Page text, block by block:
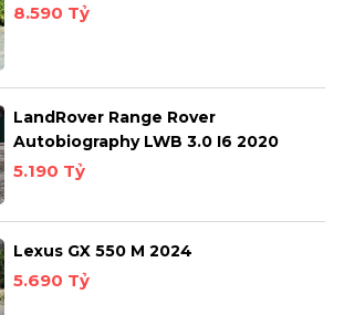
8.590 Tỷ
LandRover Range Rover
Autobiography LWB 3.0 I6 2020
5.190 Tỷ
Lexus GX 550 M 2024
5.690 Tỷ